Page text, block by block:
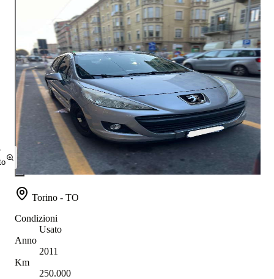
Torino - TO
Condizioni
Usato
Anno
2011
Km
250.000